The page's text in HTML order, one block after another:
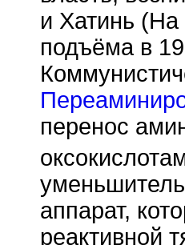
и Хатинь
подъёма в
перенос
аппарат,
реактивной